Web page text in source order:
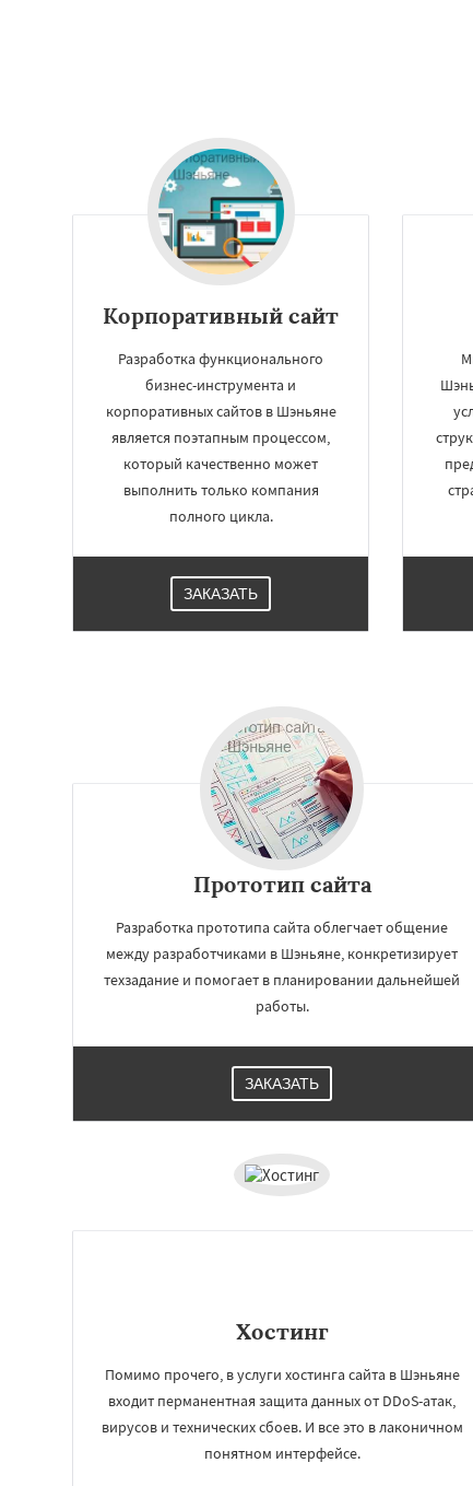
Корпоративный сайт
Разработка функционального
бизнес-инструмента и
корпоративных сайтов в Шэньяне
является поэтапным процессом,
который качественно может
выполнить только компания
полного цикла.
ЗАКАЗАТЬ
Прототип сайта
Разработка прототипа сайта облегчает общение
между разработчиками в Шэньяне, конкретизирует
техзадание и помогает в планировании дальнейшей
работы.
ЗАКАЗАТЬ
Хостинг
Помимо прочего, в услуги хостинга сайта в Шэньяне
входит перманентная защита данных от DDoS-атак,
вирусов и технических сбоев. И все это в лаконичном
понятном интерфейсе.